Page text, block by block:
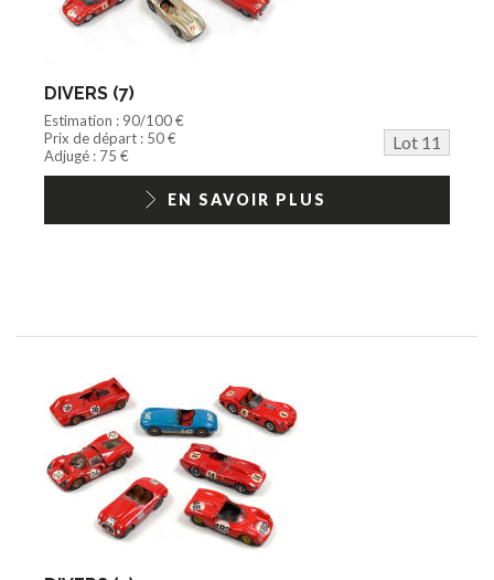
DIVERS (7)
Estimation : 90/100 €
Prix de départ : 50 €
Lot 11
Adjugé : 75 €
EN SAVOIR PLUS